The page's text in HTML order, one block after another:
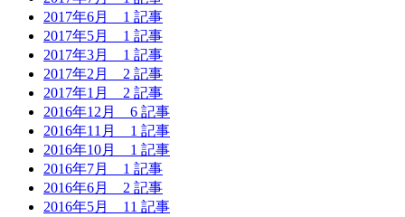
2017年6月 1 記事
2017年5月 1 記事
2017年3月 1 記事
2017年2月 2 記事
2017年1月 2 記事
2016年12月 6 記事
2016年11月 1 記事
2016年10月 1 記事
2016年7月 1 記事
2016年6月 2 記事
2016年5月 11 記事